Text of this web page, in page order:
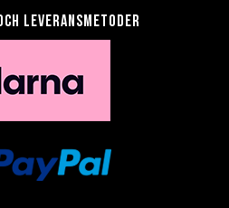
leveransmetoder